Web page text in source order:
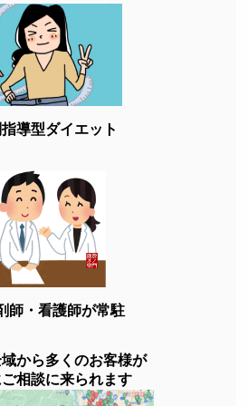
導型ダイエット
師・看護師が常駐
から多くのお客様が
相談に来られます